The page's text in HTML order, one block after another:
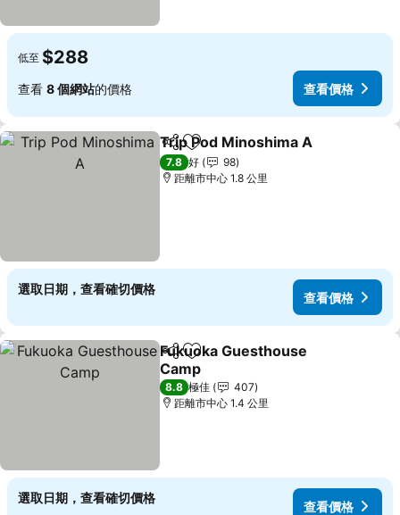
低至 $288
查看 8 個網站的價格 查看價格
分享 放到收藏夾
Trip Pod Minoshima A
7.8 好
98
距離市中心 1.8 公里
選取日期，查看確切價格
查看價格
分享 放到收藏夾
Fukuoka Guesthouse
Camp
查看價格
8.8 極佳
407
距離市中心 1.4 公里
選取日期，查看確切價格
查看價格